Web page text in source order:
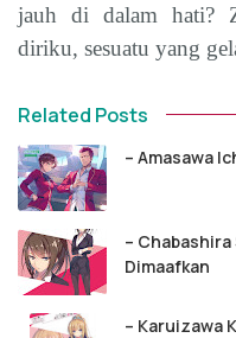
jauh di dalam hati?
diriku, sesuatu yang
Related Posts
– Amasawa
–
Dimaafkan
– Karuizawa